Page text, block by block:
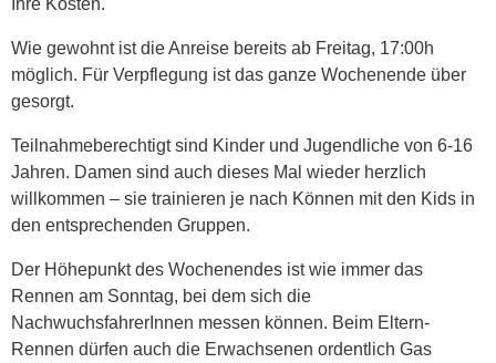
Wie gewohnt ist die Anreise bereits ab Freitag, 17:00h
möglich. Für Verpflegung ist das ganze Wochenende über
gesorgt.
Teilnahmeberechtigt sind Kinder und Jugendliche von 6-16
Jahren. Damen sind auch dieses Mal wieder herzlich
willkommen – sie trainieren je nach Können mit den Kids in
den entsprechenden Gruppen.
Der Höhepunkt des Wochenendes ist wie immer das
Rennen am Sonntag, bei dem sich die
NachwuchsfahrerInnen messen können. Beim Eltern-
Rennen dürfen auch die Erwachsenen ordentlich Gas